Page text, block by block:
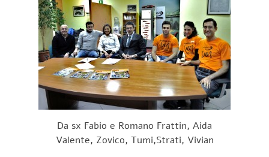
Da sx Fabio e Romano Frattin, Aida
Valente, Zovico, Tumi,Strati, Vivian